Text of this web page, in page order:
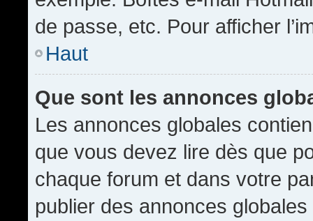
de passe, etc. Pour afficher
Haut
Que sont les annonces
Les annonces globales
que vous devez lire dès que
chaque forum et dans votre
publier des annonces